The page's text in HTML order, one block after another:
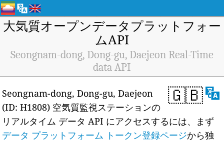
大気質オープンデータプラットフォー
ムAPI
Seongnam-dong, Dong-gu, Daejeon Real-Time
data API
🇬🇧
Seongnam-dong, Dong-gu, Daejeon
(ID: H1808) 空気質監視ステーションの
リアルタイム データ API にアクセスするには、まず
データ プラットフォーム トークン登録ページから独